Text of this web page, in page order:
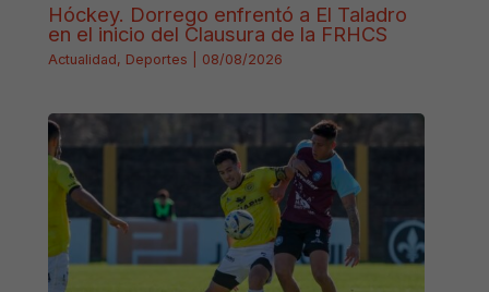
Hóckey. Dorrego enfrentó a El Taladro
en el inicio del Clausura de la FRHCS
Actualidad, Deportes 08/08/2026